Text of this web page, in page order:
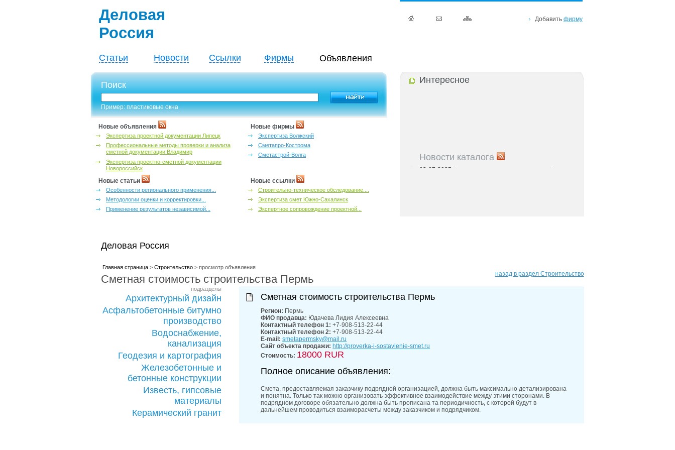
Деловая
Россия
Статьи Новости Ссылки Фирмы Объявления
Добавить фирму
Поиск
Пример: пластиковые окна
Новые объявления
Экспертиза проектной документации Липецк
Профессиональные методы проверки и анализа
сметной документации Владимир
Экспертиза проектно-сметной документации
Новороссийск
Новые фирмы
Экспертиза Волжский
Сметапро-Кострома
Сметастрой-Волга
Новые статьи
Особенности регионального применения...
Методологии оценки и корректировки...
Применение результатов независимой...
Новые ссылки
Строительно-техническое обследование....
Экспертиза смет Южно-Сахалинск
Экспертное сопровождение проектной...
Интересное
Новости каталога
03-07-2025 Как повысить лояльность клиентов в бизнесе
Деловая Россия
Главная страница> Строительство> просмотр объявления
Сметная стоимость строительства Пермь назад в раздел Строительство
подразделы
Архитектурный дизайн
Асфальтобетонные битумно
производство
Водоснабжение,
канализация
Геодезия и картография
Железобетонные и
бетонные конструкции
Известь, гипсовые
материалы
Керамический гранит
Сметная стоимость строительства Пермь
Регион: Пермь
ФИО продавца: Юдачева Лидия Алексеевна
Контактный телефон 1:+7-908-513-22-44
Контактный телефон 2:+7-908-513-22-44
E-mail:smetapermsky@mail.ru
Сайт объекта продажи: http://proverka-i-sostavlenie-smet.ru
Стоимость: 18000 RUR
Полное описание объявления:
Смета, предоставляемая заказчику подрядной организацией, должна быть максимально детализирована
и понятна. Только так можно организовать эффективное взаимодействие между этими сторонами. В
подрядном договоре обязательно должна быть прописана та периодичность, с которой будут в
дальнейшем проводиться взаиморасчеты между заказчиком и подрядчиком.